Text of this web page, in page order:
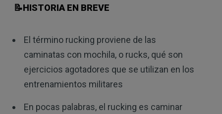
📝HISTORIA EN BREVE
El término rucking proviene de las
caminatas con mochila, o rucks, qué son
ejercicios agotadores que se utilizan en los
entrenamientos militares
En pocas palabras, el rucking es caminar